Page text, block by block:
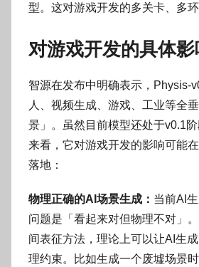
型。这对游戏开发的多关卡、多环
对游戏开发的具体影
智源在发布中明确表示，Physis-
人、视频生成、游戏、工业等全
景」。虽然目前模型还处于v0.1
来看，它对游戏开发的影响可能
落地：
物理正确的AI场景生成： 当前AI
问题是「看起来对但物理不对」
间表征方法，理论上可以让AI生
理约束。比如生成一个废墟场景